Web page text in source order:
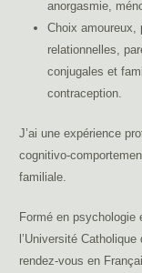
anorgasmie,
Choix amoureux,
relationnelles,
conjugales et
contraception.
J’ai une expérience
cognitivo-
familiale.
Formé en psychologie
l’Université
rendez-vous en